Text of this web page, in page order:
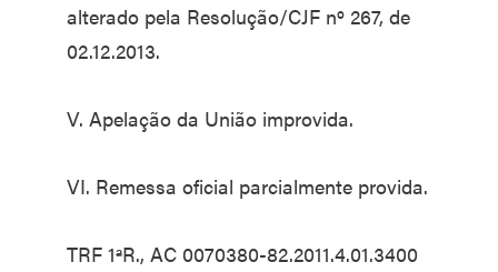
alterado pela Resolução/CJF nº 267, de
02.12.2013.
V. Apelação da União improvida.
VI. Remessa oficial parcialmente provida.
TRF 1ªR., AC 0070380-82.2011.4.01.3400